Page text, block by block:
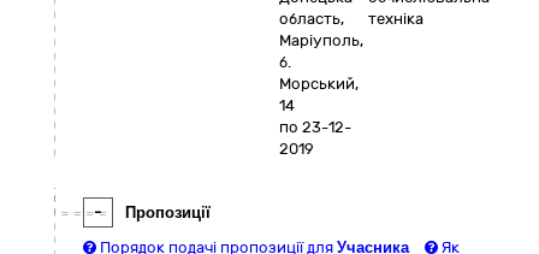
область,
Маріуполь,
б.
Морський,
14
по 23-12-
2019
техніка
-
Пропозиції
Порядок подачі пропозиції для Учасника Як